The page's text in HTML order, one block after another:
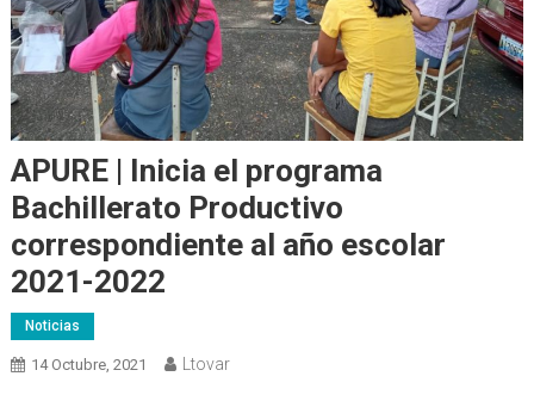
APURE | Inicia el programa
Bachillerato Productivo
correspondiente al año escolar
2021-2022
Noticias
14 Octubre, 2021 Ltovar